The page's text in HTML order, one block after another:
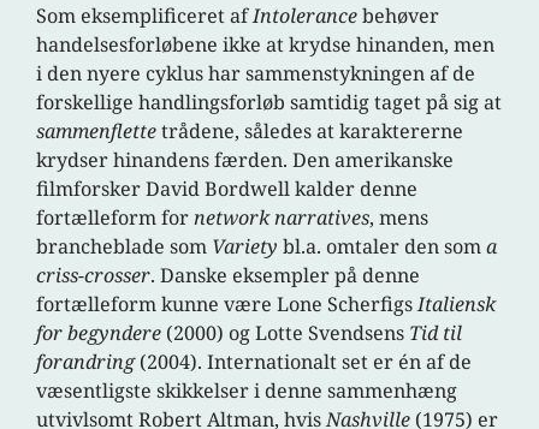
Som eksemplificeret afIntolerancebehøver
handelsesforløbene ikke at krydse hinanden, men
i den nyere cyklus har sammenstykningen af de
forskellige handlingsforløb samtidig taget på sig at
sammenflettetrådene, således at karaktererne
krydser hinandens færden. Den amerikanske
filmforsker David Bordwell kalder denne
fortælleform fornetwork narratives, mens
brancheblade som Variety bl.a. omtaler den soma
criss-crosser. Danske eksempler på denne
fortælleform kunne være Lone ScherfigsItaliensk
for begyndere (2000) og Lotte Svendsens Tid til
forandring(2004). Internationalt set er én af de
væsentligste skikkelser i denne sammenhæng
utvivlsomt Robert Altman, hvisNashville (1975) er